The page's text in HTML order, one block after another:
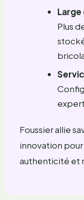
Plus
Foussier allie
innovation
authenticité et